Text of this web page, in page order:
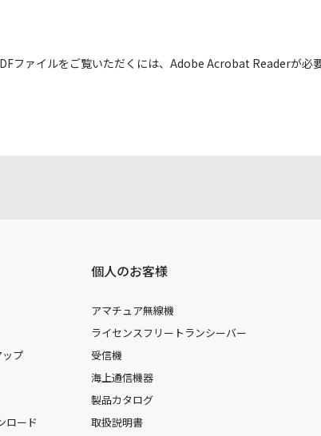
ファイルをご覧いただくには、Adobe Acrobat Readerが必
プ
ロード
個人のお客様
アマチュア無線機
ライセンスフリートランシーバー
受信機
海上通信機器
製品カタログ
取扱説明書